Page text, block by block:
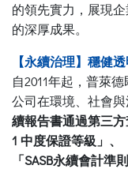
的領先實力，展現
的深厚成果。
【永續治理】穩
自2011年起，普萊
公司在環境、社會與
續報告書通過第三方
1 中度保證等級」、
「SASB永續會計準則